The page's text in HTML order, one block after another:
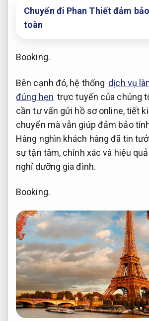
Chuyến đi Phan Thiết đảm
toàn
Booking.
Bên cạnh đó, hệ thống dịch vụ
đúng hẹn trực tuyến của chúng
cần tư vấn gửi hồ sơ online, tiết
chuyển mà vẫn giúp đảm bảo
Hàng nghìn khách hàng đã tin
sự tận tâm, chính xác và hiệu
nghỉ dưỡng gia đình.
Booking.